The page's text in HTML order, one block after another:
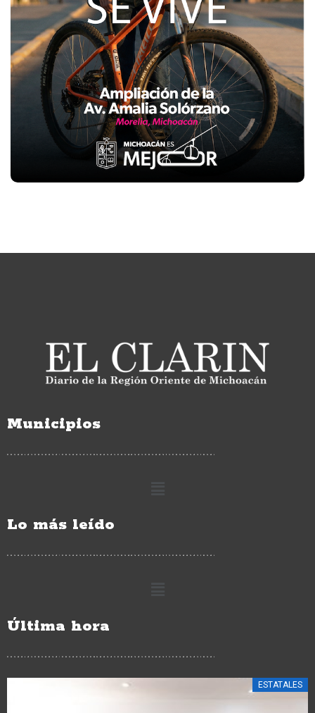
Municipios
Lo más leído
Última hora
ESTATALES